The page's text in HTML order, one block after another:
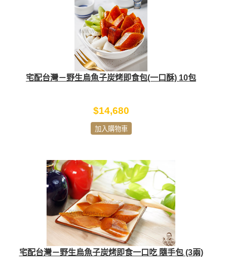
宅配台灣－野生烏魚子炭烤即食包(一口酥) 10包
$14,680
加入購物車
宅配台灣－野生烏魚子炭烤即食一口吃 隨手包 (3兩)